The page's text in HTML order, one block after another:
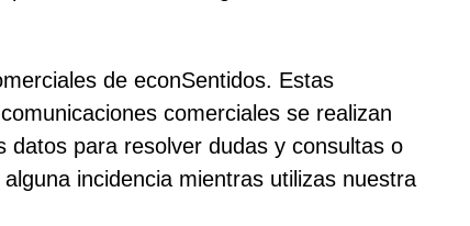
de econSentidos. Estas
comerciales se realizan
para resolver dudas y consultas o
incidencia mientras utilizas nuestra